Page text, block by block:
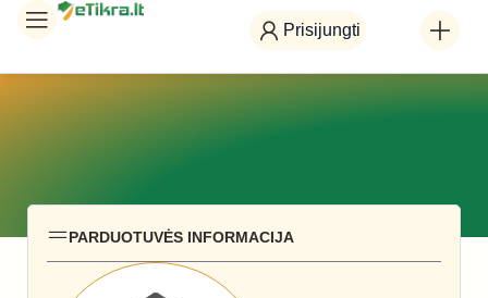
Prisijungti
PARDUOTUVĖS INFORMACIJA